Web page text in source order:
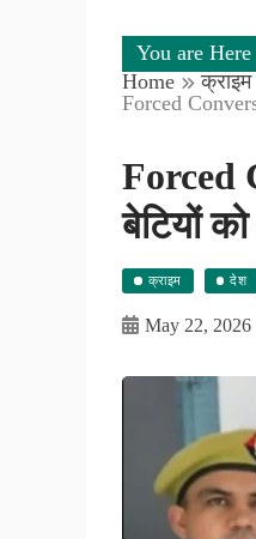
You are Here
Home
क्राइम
Forced
Forced
बेटियों
क्राइम देश
May 22, 2026